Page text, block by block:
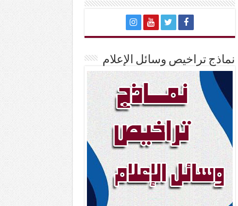
نماذج تراخيص وسائل الإعلام